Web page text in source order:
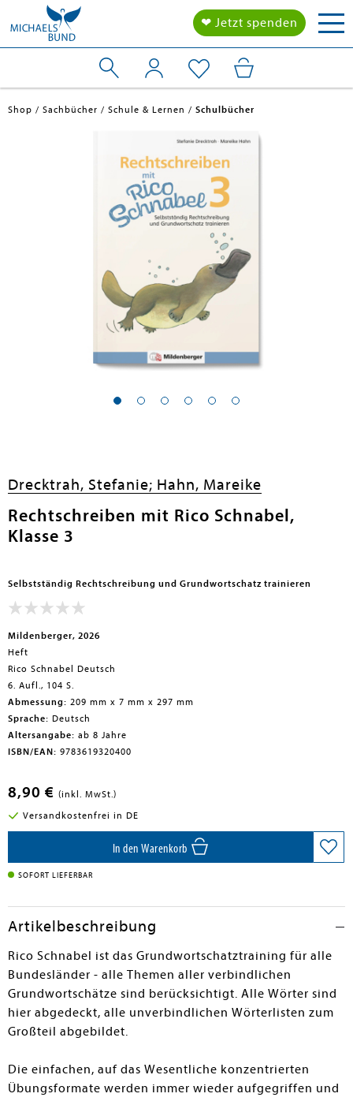
❤ Jetzt spenden
Shop Sachbücher Schule & Lernen Schulbücher
Drecktrah, Stefanie; Hahn, Mareike
Rechtschreiben mit Rico Schnabel,
Klasse 3
Selbstständig Rechtschreibung und Grundwortschatz trainieren
Mildenberger, 2026
Heft
Rico Schnabel Deutsch
6. Aufl., 104 S.
Abmessung: 209 mm x 7 mm x 297 mm
Sprache: Deutsch
Altersangabe: ab 8 Jahre
ISBN/EAN: 9783619320400
8,90 € (inkl. MwSt.)
Versandkostenfrei in DE
In den Warenkorb
SOFORT LIEFERBAR
Artikelbeschreibung
Rico Schnabel ist das Grundwortschatztraining für alle
Bundesländer - alle Themen aller verbindlichen
Grundwortschätze sind berücksichtigt. Alle Wörter sind
hier abgedeckt, alle unverbindlichen Wörterlisten zum
Großteil abgebildet.
Die einfachen, auf das Wesentliche konzentrierten
Übungsformate werden immer wieder aufgegriffen und